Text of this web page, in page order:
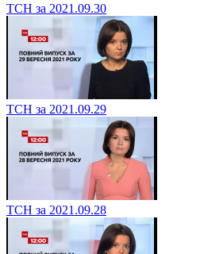
ТСН за 2021.09.30
ТСН за 2021.09.29
ТСН за 2021.09.28